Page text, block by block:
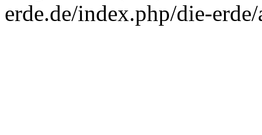
erde.de/index.php/die-